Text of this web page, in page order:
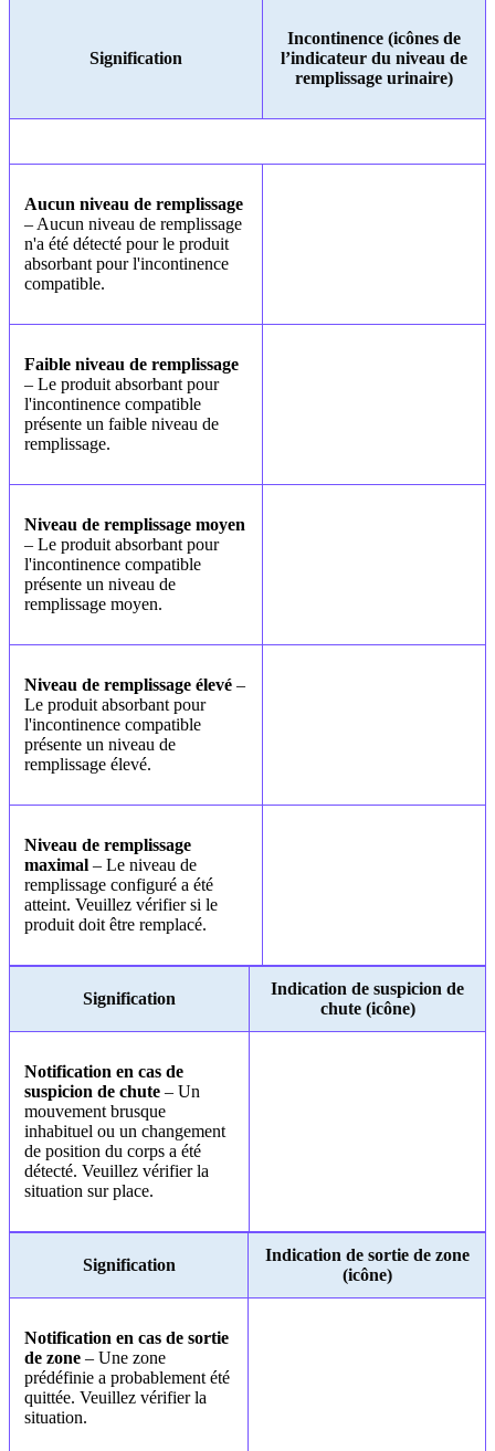
Signification
Incontinence (icônes de
l’indicateur du niveau de
remplissage urinaire)
Aucun niveau de remplissage
– Aucun niveau de remplissage
n'a été détecté pour le produit
absorbant pour l'incontinence
compatible.
Faible niveau de remplissage
– Le produit absorbant pour
l'incontinence compatible
présente un faible niveau de
remplissage.
Niveau de remplissage moyen
– Le produit absorbant pour
l'incontinence compatible
présente un niveau de
remplissage moyen.
Niveau de remplissage élevé–
Le produit absorbant pour
l'incontinence compatible
présente un niveau de
remplissage élevé.
Niveau de remplissage
maximal– Le niveau de
remplissage configuré a été
atteint. Veuillez vérifier si le
produit doit être remplacé.
Signification
Indication de suspicion de
chute (icône)
Notification en cas de
suspicion de chute– Un
mouvement brusque
inhabituel ou un changement
de position du corps a été
détecté. Veuillez vérifier la
situation sur place.
Signification
Indication de sortie de zone
(icône)
Notification en cas de sortie
de zone– Une zone
prédéfinie a probablement été
quittée. Veuillez vérifier la
situation.